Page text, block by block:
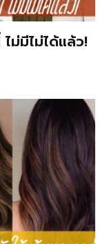
ม่มีไม่ได้แล้ว!